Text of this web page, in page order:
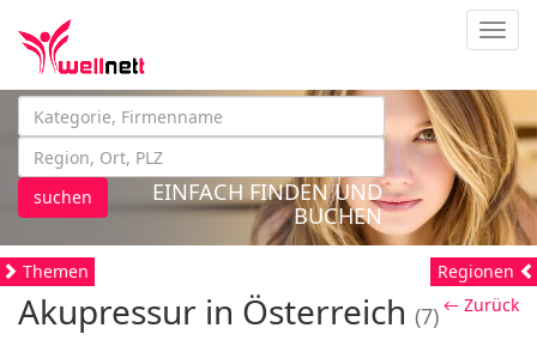
suchen
EINFACH FINDEN UND
BUCHEN
Themen
← Zurück
Akupressur in Österreich (7)
Regionen